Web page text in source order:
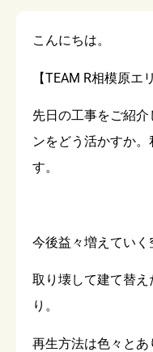
こんにちは。
【TEAM R相模原エ
先日の工事をご紹介
ンをどう活かすか
す。
今後益々増えていく
取り壊して建て替
り。
再生方法は色々と